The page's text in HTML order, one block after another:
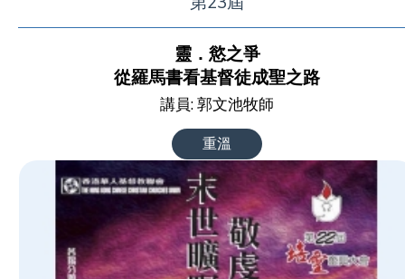
靈．慾之爭
從羅馬書看基督徒成聖之路
講員: 郭文池牧師
重溫